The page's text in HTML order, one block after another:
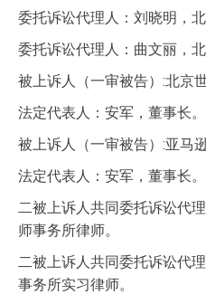
委托诉讼代理人：刘晓明，
委托诉讼代理人：曲文丽，
被上诉人（一审被告）:北京
法定代表人：安军，董事长。
被上诉人（一审被告）:亚马
法定代表人：安军，董事长。
二被上诉人共同委托诉讼代
师事务所律师。
二被上诉人共同委托诉讼代
事务所实习律师。